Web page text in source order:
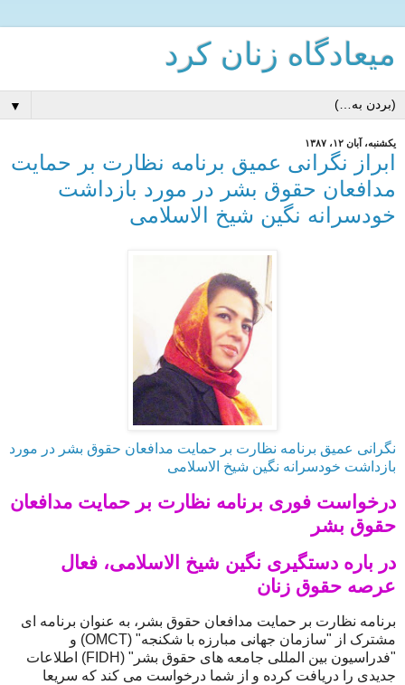
میعادگاه زنان كرد
▼
یکشنبه، آبان ۱۲، ۱۳۸۷
ابراز نگرانی عميق برنامه نظارت بر حمايت
مدافعان حقوق بشر در مورد بازداشت
خودسرانه نگين شيخ الاسلامی
نگرانی عميق برنامه نظارت بر حمايت مدافعان حقوق بشر در مورد
بازداشت خودسرانه نگين شيخ الاسلامی
درخواست فوری برنامه نظارت بر حمايت مدافعان
حقوق بشر
در باره دستگيری نگين شيخ الاسلامی، فعال
عرصه حقوق زنان
برنامه نظارت بر حمايت مدافعان حقوق بشر، به عنوان برنامه ای
مشترک از "سازمان جهانی مبارزه با شکنجه" (OMCT) و
"فدراسيون بين المللی جامعه های حقوق بشر" (FIDH) اطلاعات
جديدی را دريافت کرده و از شما درخواست می کند که سريعا